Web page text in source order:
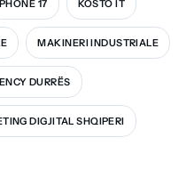
17 KOSTO IT
MAKINERI INDUSTRIALE
DURRËS
DIGJITAL SHQIPERI